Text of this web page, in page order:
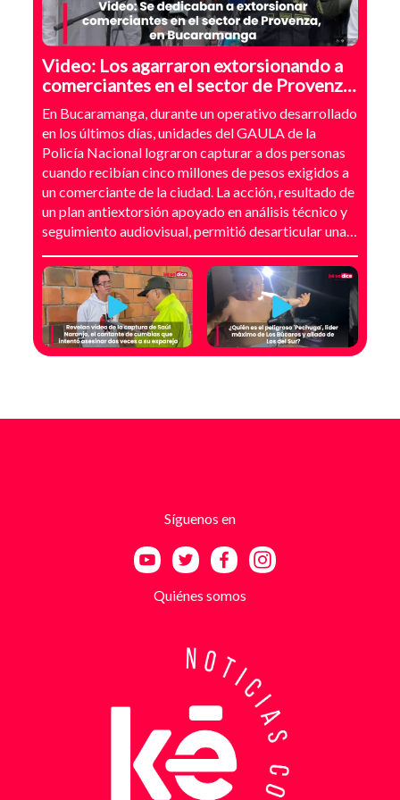
Video: Los agarraron extorsionando a
comerciantes en el sector de Provenza,
Bucaramanga
En Bucaramanga, durante un operativo desarrollado
en los últimos días, unidades del GAULA de la
Policía Nacional lograron capturar a dos personas
cuando recibían cinco millones de pesos exigidos a
un comerciante de la ciudad. La acción, resultado de
un plan antiextorsión apoyado en análisis técnico y
seguimiento audiovisual, permitió desarticular una
digitales, suplantación de grupos armados y presión
directa sobre establecimientos comerciales. La
investigación no comenzó con la captura, sino con el
temor de un comerciante que empezó a recibir
mensajes y llamadas en las que le exigían dinero a
a las amenazas. Las exigencias económicas variaban
entre uno y cinco millones de pesos, dependiendo de
la supuesta “capacidad de pago” de cada víctima. A
antiextorsión que se extendió por varios sectores
investigadores revisaron más de 200 cámaras de
seguridad públicas y privadas, además de analizar
cerca de 300 horas de grabaciones, con el objetivo
de reconstruir los movimientos de los sospechosos
y establecer patrones de comportamiento. Ese
seguimiento permitió identificar no solo el punto y
la modalidad de entrega del dinero, sino también la
posible existencia de otras víctimas que habrían
Síguenos en
Quiénes somos